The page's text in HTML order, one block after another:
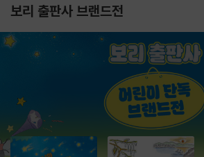
보리 출판사 브랜드전